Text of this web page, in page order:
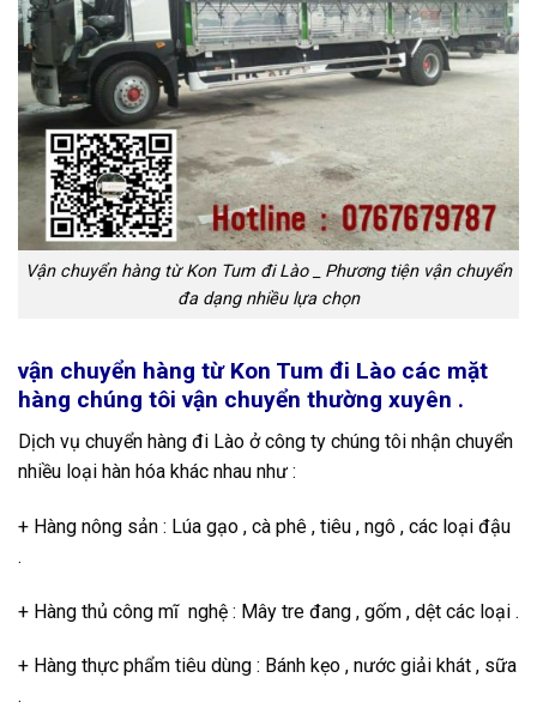
Vận chuyển hàng từ Kon Tum đi Lào _ Phương tiện vận chuyển
đa dạng nhiều lựa chọn
vận chuyển hàng từ Kon Tum đi Lào các mặt
hàng chúng tôi vận chuyển thường xuyên .
Dịch vụ chuyển hàng đi Lào ở công ty chúng tôi nhận chuyển
nhiều loại hàn hóa khác nhau như :
+ Hàng nông sản : Lúa gạo , cà phê , tiêu , ngô , các loại đậu
.
+ Hàng thủ công mĩ nghệ : Mây tre đang , gốm , dệt các loại .
+ Hàng thực phẩm tiêu dùng : Bánh kẹo , nước giải khát , sữa
.